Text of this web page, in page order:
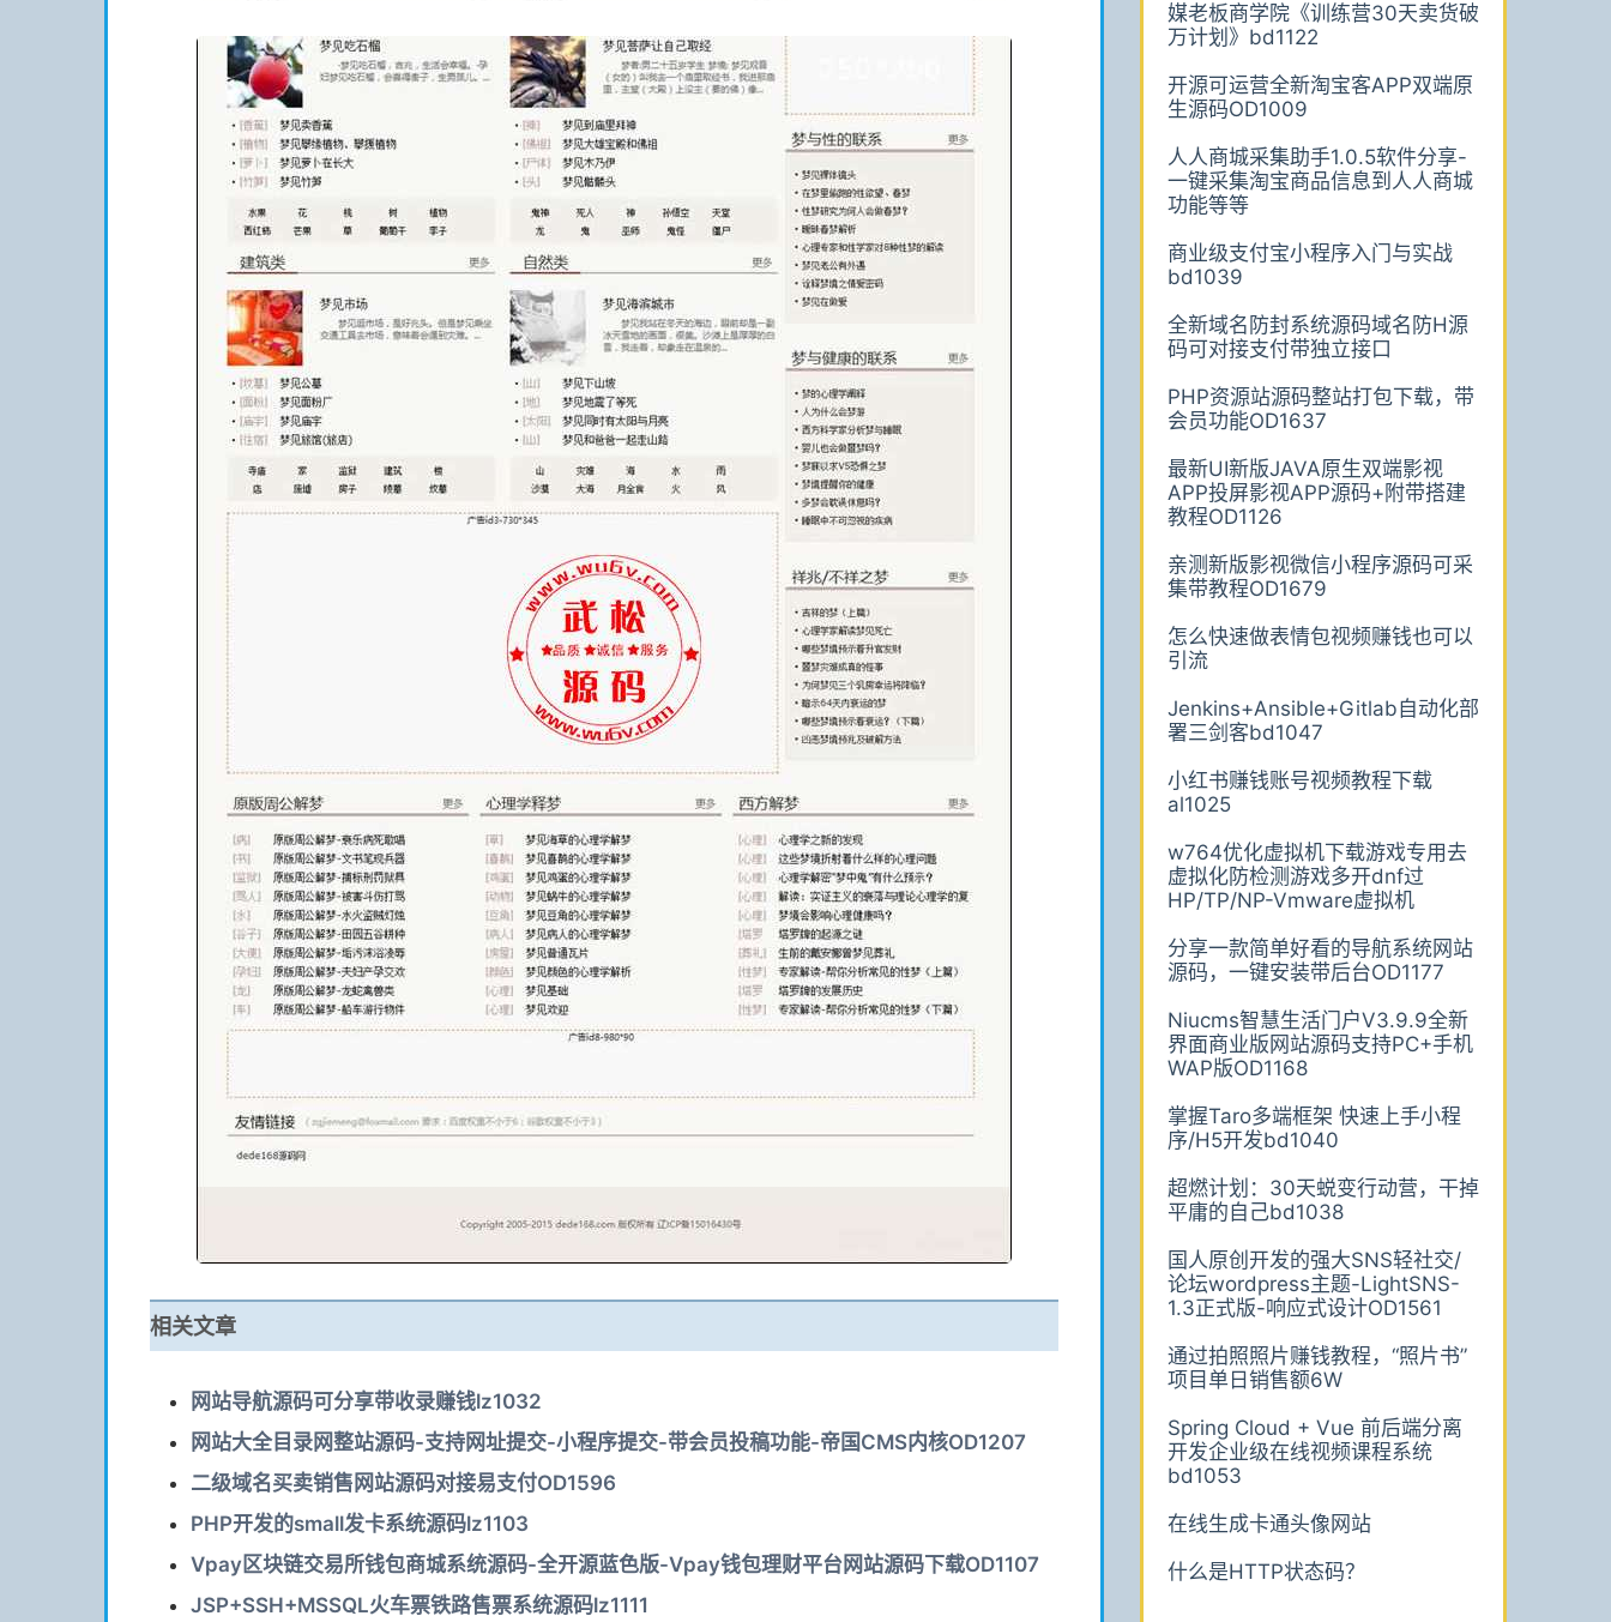
相关文章
网站导航源码可分享带收录赚钱lz1032
网站大全目录网整站源码-支持网址提交-小程序提交-带会员投稿功能-帝国CMS内核OD1207
二级域名买卖销售网站源码对接易支付OD1596
PHP开发的small发卡系统源码lz1103
Vpay区块链交易所钱包商城系统源码-全开源蓝色版-Vpay钱包理财平台网站源码下载OD1107
JSP+SSH+MSSQL火车票铁路售票系统源码lz1111
媒老板商学院《训练营30天卖货破
万计划》bd1122
开源可运营全新淘宝客APP双端原
生源码OD1009
人人商城采集助手1.0.5软件分享-
一键采集淘宝商品信息到人人商城
功能等等
商业级支付宝小程序入门与实战
bd1039
全新域名防封系统源码域名防H源
码可对接支付带独立接口
PHP资源站源码整站打包下载，带
会员功能OD1637
最新UI新版JAVA原生双端影视
APP投屏影视APP源码+附带搭建
教程OD1126
亲测新版影视微信小程序源码可采
集带教程OD1679
怎么快速做表情包视频赚钱也可以
引流
Jenkins+Ansible+Gitlab自动化部
署三剑客bd1047
小红书赚钱账号视频教程下载
al1025
w764优化虚拟机下载游戏专用去
虚拟化防检测游戏多开dnf过
HP/TP/NP-Vmware虚拟机
分享一款简单好看的导航系统网站
源码，一键安装带后台OD1177
Niucms智慧生活门户V3.9.9全新
界面商业版网站源码支持PC+手机
WAP版OD1168
掌握Taro多端框架 快速上手小程
序/H5开发bd1040
超燃计划：30天蜕变行动营，干掉
平庸的自己bd1038
国人原创开发的强大SNS轻社交/
论坛wordpress主题-LightSNS-
1.3正式版-响应式设计OD1561
通过拍照照片赚钱教程，“照片书”
项目单日销售额6W
Spring Cloud + Vue 前后端分离
开发企业级在线视频课程系统
bd1053
在线生成卡通头像网站
什么是HTTP状态码？